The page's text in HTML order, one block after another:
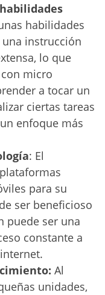
habilidades
instrucción
lo que
micro
a tocar un
ciertas tareas
enfoque más
: El
para su
ser beneficioso
puede ser una
constante a
Al
unidades,